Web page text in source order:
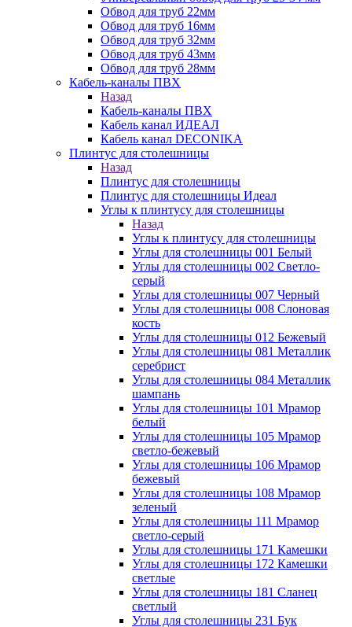
Обвод для труб 22мм
Обвод для труб 16мм
Обвод для труб 32мм
Обвод для труб 43мм
Обвод для труб 28мм
Кабель-каналы ПВХ
Назад
Кабель-каналы ПВХ
Кабель канал ИДЕАЛ
Кабель канал DECONIKA
Плинтус для столешницы
Назад
Плинтус для столешницы
Плинтус для столешницы Идеал
Углы к плинтусу для столешницы
Назад
Углы к плинтусу для столешницы
Углы для столешницы 001 Белый
Углы для столешницы 002 Светло-
серый
Углы для столешницы 007 Черный
Углы для столешницы 008 Слоновая
кость
Углы для столешницы 012 Бежевый
Углы для столешницы 081 Металлик
серебрист
Углы для столешницы 084 Металлик
шампань
Углы для столешницы 101 Мрамор
белый
Углы для столешницы 105 Мрамор
светло-бежевый
Углы для столешницы 106 Мрамор
бежевый
Углы для столешницы 108 Мрамор
зеленый
Углы для столешницы 111 Мрамор
светло-серый
Углы для столешницы 171 Камешки
Углы для столешницы 172 Камешки
светлые
Углы для столешницы 181 Сланец
светлый
Углы для столешницы 231 Бук